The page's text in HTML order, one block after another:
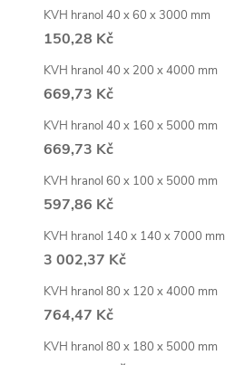
KVH hranol 40 x 60 x 3000 mm
150,28 Kč
KVH hranol 40 x 200 x 4000 mm
669,73 Kč
KVH hranol 40 x 160 x 5000 mm
669,73 Kč
KVH hranol 60 x 100 x 5000 mm
597,86 Kč
KVH hranol 140 x 140 x 7000 mm
3 002,37 Kč
KVH hranol 80 x 120 x 4000 mm
764,47 Kč
KVH hranol 80 x 180 x 5000 mm